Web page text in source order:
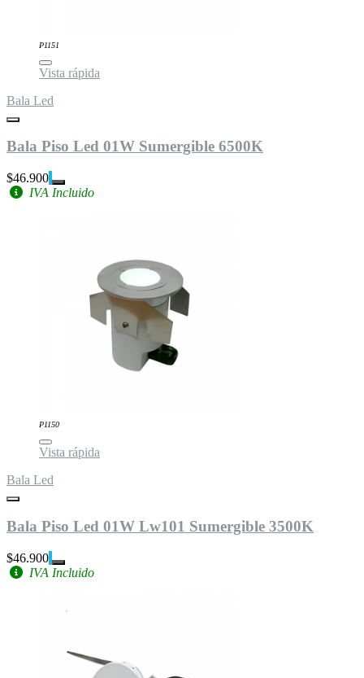
P1151
Vista rápida
Bala Led
Bala Piso Led 01W Sumergible 6500K
$46.900
IVA Incluido
P1150
Vista rápida
Bala Led
Bala Piso Led 01W Lw101 Sumergible 3500K
$46.900
IVA Incluido